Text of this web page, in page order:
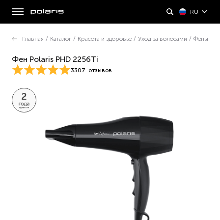
RU
Главная / Каталог / Красота и здоровье / Уход за волосами / Фены
Фен Polaris PHD 2256Ti
3307 отзывов